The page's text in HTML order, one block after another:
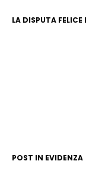
LA DISPUTA
POST IN EVIDENZA